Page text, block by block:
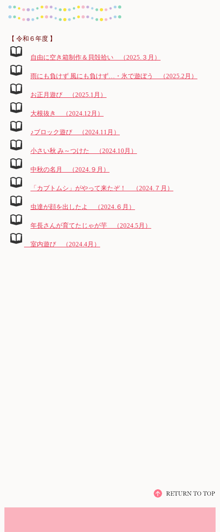
【 令和６年度 】
自由に空き箱制作＆貝殻拾い （2025.３月）
雨にも負けず 風にも負けず…・氷で遊ぼう （2025.2月）
お正月遊び （2025.1月）
大根抜き （2024.12月）
♪ブロック遊び （2024.11月）
小さい秋 み～つけた （2024.10月）
中秋の名月 （2024.９月）
「カブトムシ」がやって来たぞ！ （2024.７月）
虫達が顔を出したよ （2024.６月）
年長さんが育てたじゃが芋 （2024.5月）
室内遊び （2024.4月）